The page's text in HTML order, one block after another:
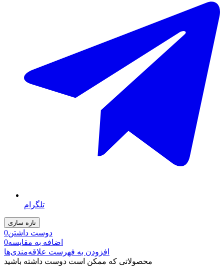
تلگرام
دوست داشتن0
اضافه به مقایسه0
افزودن به فهرست علاقه‌مندی‌ها
محصولاتی که ممکن است دوست داشته باشید